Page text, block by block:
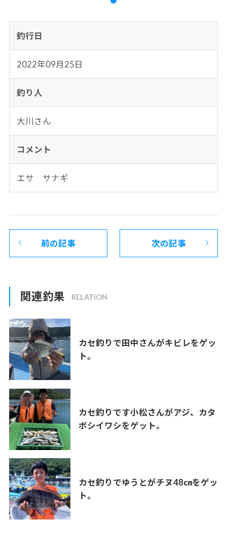
釣行日
2022年09月25日
釣り人
大川さん
コメント
エサ サナギ
前の記事 次の記事
関連釣果
カセ釣りで田中さんがキビレをゲッ
ト。
カセ釣りです小松さんがアジ、カタ
ボシイワシをゲット。
カセ釣りでゆうとがチヌ48㎝をゲッ
ト。